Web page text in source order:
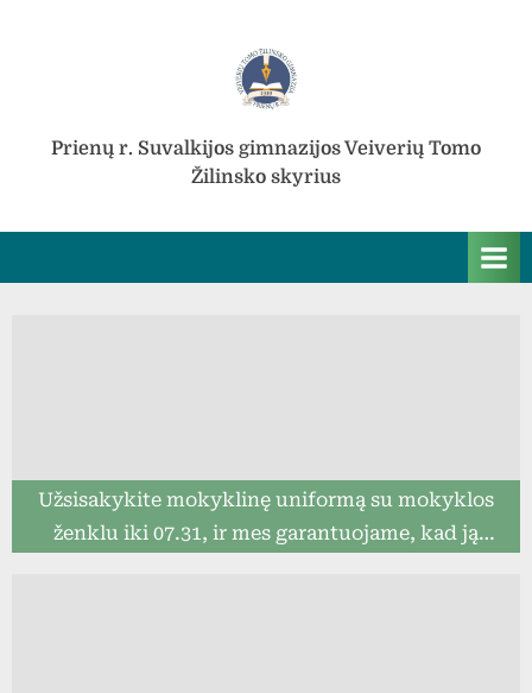
Prienų r. Suvalkijos gimnazijos Veiverių Tomo
Žilinsko skyrius
Užsisakykite mokyklinę uniformą su mokyklos
ženklu iki 07.31, ir mes garantuojame, kad ją